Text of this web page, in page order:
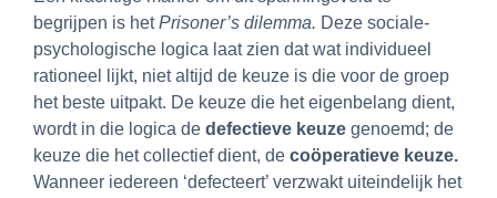
begrijpen is hetPrisoner’s dilemma. Deze sociale-
psychologische logica laat zien dat wat individueel
rationeel lijkt, niet altijd de keuze is die voor de groep
het beste uitpakt. De keuze die het eigenbelang dient,
wordt in die logica de defectieve keuze genoemd; de
keuze die het collectief dient, de coöperatieve keuze.
Wanneer iedereen ‘defecteert’ verzwakt uiteindelijk het